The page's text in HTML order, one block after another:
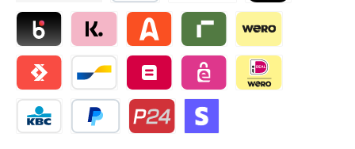
Vorkasse TWINT by mollie
Blik by mollie Klarna by mollieAlma by mollieRiverty by mollie
Wero
Satispay by mollieBancontact by mollie
Belfius by mollieeps by mollie
Später bezahlen